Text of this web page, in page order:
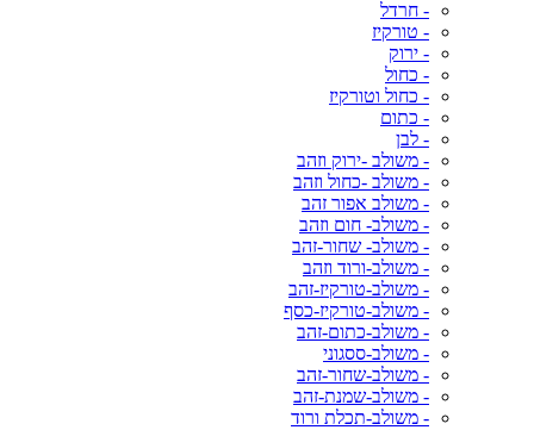
- חרדל
- טורקיז
- ירוק
- כחול
- כחול וטורקיז
- כתום
- לבן
- משולב -ירוק וזהב
- משולב -כחול וזהב
- משולב אפור זהב
- משולב- חום וזהב
- משולב- שחור-זהב
- משולב-ורוד וזהב
- משולב-טורקיז-זהב
- משולב-טורקיז-כסף
- משולב-כתום-זהב
- משולב-ססגוני
- משולב-שחור-זהב
- משולב-שמנת-זהב
- משולב-תכלת ורוד